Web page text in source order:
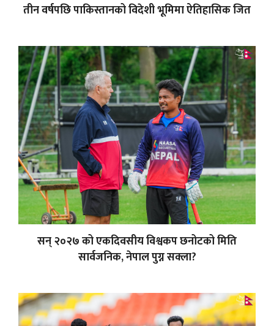
तीन वर्षपछि पाकिस्तानको विदेशी भूमिमा ऐतिहासिक जित
सन् २०२७ को एकदिवसीय विश्वकप छनोटको मिति
सार्वजनिक, नेपाल पुग्न सक्ला?